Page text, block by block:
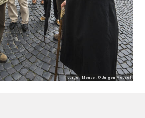
Jürgen Meusel © Jürgen Meusel